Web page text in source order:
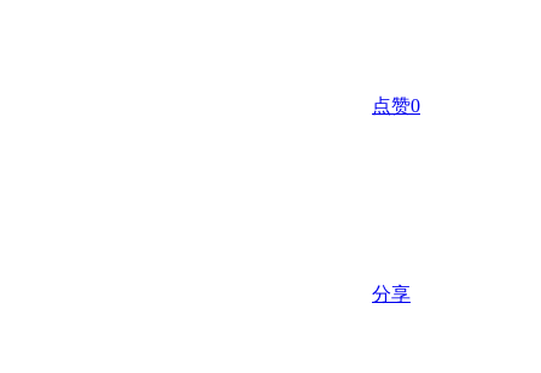
点赞0
分享